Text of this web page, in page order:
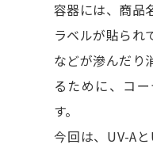
容器には、商品
ラベルが貼られ
などが滲んだり
るために、コ
す。
今回は、UV-A